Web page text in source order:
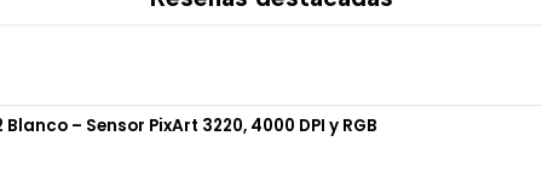
voz rápidamente sin
– Sensor PixArt 3220, 4000 DPI y RGB